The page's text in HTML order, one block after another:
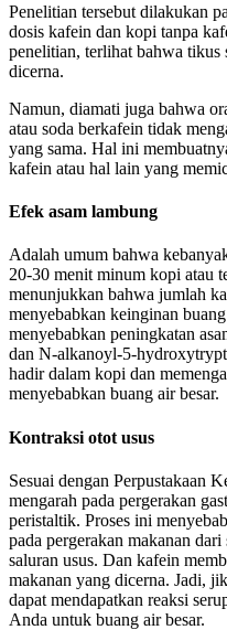
Penelitian tersebut dilakukan
dosis kafein dan kopi tanpa
penelitian, terlihat bahwa tikus
dicerna.
Namun, diamati juga bahwa
atau soda berkafein tidak
yang sama. Hal ini
kafein atau hal lain yang
Efek asam lambung
Adalah umum bahwa
20-30 menit minum kopi atau
menunjukkan bahwa jumlah
menyebabkan keinginan
menyebabkan peningkatan
dan N-alkanoyl-5-
hadir dalam kopi dan
menyebabkan buang air besar.
Kontraksi otot usus
Sesuai dengan Perpustakaan
mengarah pada pergerakan
peristaltik. Proses ini
pada pergerakan makanan
saluran usus. Dan kafein
makanan yang dicerna. Jadi,
dapat mendapatkan reaksi
Anda untuk buang air besar.